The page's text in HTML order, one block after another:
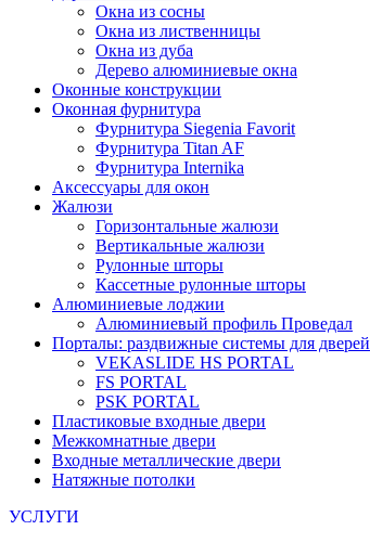
Окна из сосны
Окна из лиственницы
Окна из дуба
Дерево алюминиевые окна
Оконные конструкции
Оконная фурнитура
Фурнитура Siegenia Favorit
Фурнитура Titan AF
Фурнитура Internika
Аксессуары для окон
Жалюзи
Горизонтальные жалюзи
Вертикальные жалюзи
Рулонные шторы
Кассетные рулонные шторы
Алюминиевые лоджии
Алюминиевый профиль Проведал
Порталы: раздвижные системы для дверей
VEKASLIDE HS PORTAL
FS PORTAL
PSK PORTAL
Пластиковые входные двери
Межкомнатные двери
Входные металлические двери
Натяжные потолки
УСЛУГИ